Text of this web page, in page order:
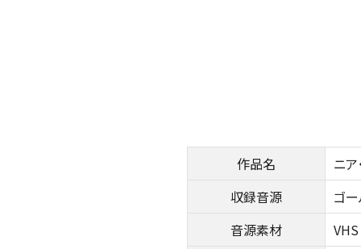
作品名
ニ
収録音源
ゴ
音源素材
VHS